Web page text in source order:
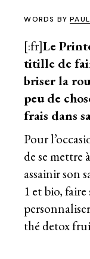
WORDS BY
[:fr]Le
titille de
briser la
peu de
frais dans
Pour
de se mettre
assainir son
1 et bio,
thé detox